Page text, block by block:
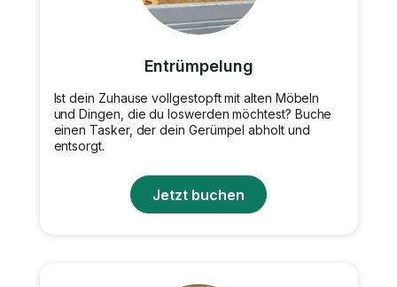
Entrümpelung
Ist dein Zuhause vollgestopft mit alten Möbeln
und Dingen, die du loswerden möchtest? Buche
einen Tasker, der dein Gerümpel abholt und
entsorgt.
Jetzt buchen